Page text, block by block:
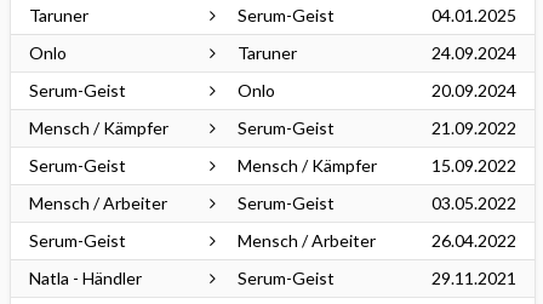
Taruner
Serum-Geist
04.01.2025
Onlo
Taruner
24.09.2024
Serum-Geist
Onlo
20.09.2024
Mensch / Kämpfer
Serum-Geist
21.09.2022
Serum-Geist
Mensch / Kämpfer
15.09.2022
Mensch / Arbeiter
Serum-Geist
03.05.2022
Serum-Geist
Mensch / Arbeiter
26.04.2022
Natla - Händler
Serum-Geist
29.11.2021